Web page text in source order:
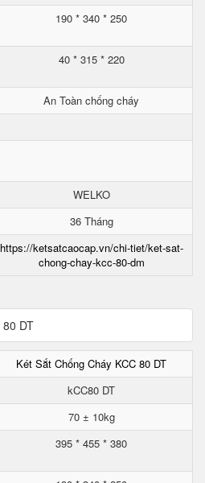
190 * 340 * 250
40 * 315 * 220
An Toàn chống cháy
WELKO
36 Tháng
https://ketsatcaocap.vn/chi-tiet/ket-sat-
chong-chay-kcc-80-dm
Két Sắt Chống Cháy KCC 80 DT
kCC80 DT
70 ± 10kg
395 * 455 * 380